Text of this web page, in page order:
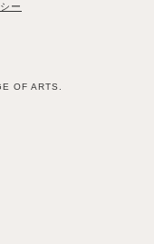
ー
OF ARTS.